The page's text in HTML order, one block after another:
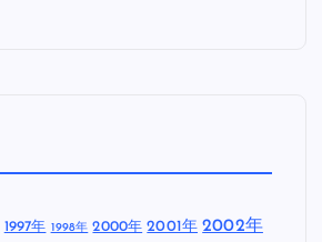
1997年 1998年 2000年 2001年 2002年